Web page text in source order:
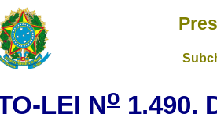
LEI No 1.490,